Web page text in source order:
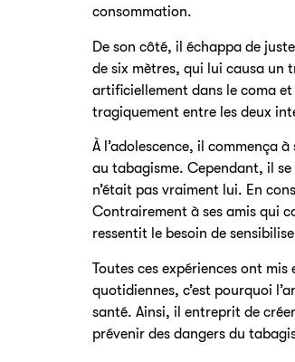
consommation.
De son côté, il échappa de
de six mètres, qui lui causa un
artificiellement dans le coma
tragiquement entre les deux
À l’adolescence, il commença
au tabagisme. Cependant, il
n’était pas vraiment lui. En
Contrairement à ses amis qui
ressentit le besoin de
Toutes ces expériences ont
quotidiennes, c’est pourquoi
santé. Ainsi, il entreprit de
prévenir des dangers du